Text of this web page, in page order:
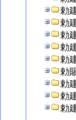
勅
勅
勅
勅
勅
勅
勅
勅
勅